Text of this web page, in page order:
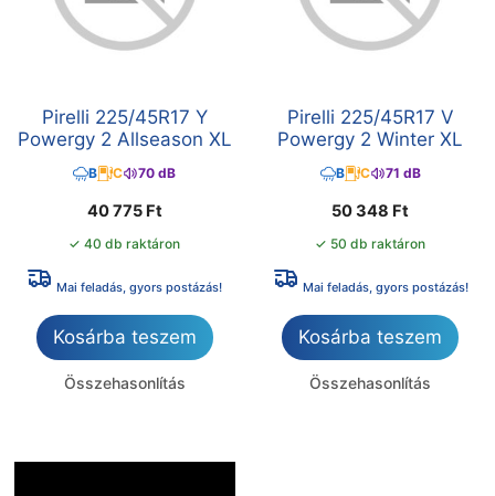
Pirelli 225/45R17 Y
Powergy 2 Allseason XL
B C 70 dB
40 775 Ft
✓ 40 db raktáron
Mai feladás, gyors postázás!
Kosárba teszem
Összehasonlítás
Pirelli 225/45R17 V
Powergy 2 Winter XL
B C 71 dB
50 348 Ft
✓ 50 db raktáron
Mai feladás, gyors postázás!
Kosárba teszem
Összehasonlítás